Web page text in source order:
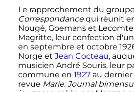
Le rapprochement du
Correspondancequi réunit
Nougé, Goemans et
Magritte, leur confection
en septembre et octobre
Norge et Jean Cocteau,
musicien André Souris, leur
commune en 1927au dernier
revue Marie. Journal